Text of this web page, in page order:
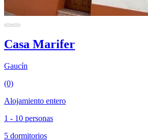
Casa Marifer
Gaucín
(0)
Alojamiento entero
1 - 10 personas
5 dormitorios